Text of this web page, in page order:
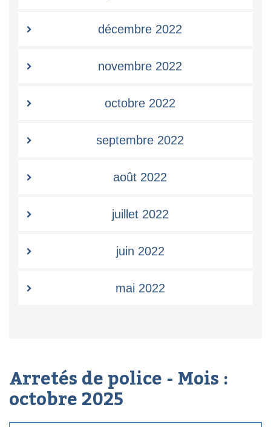
décembre 2022
novembre 2022
octobre 2022
septembre 2022
août 2022
juillet 2022
juin 2022
mai 2022
Arretés de police - Mois :
octobre 2025